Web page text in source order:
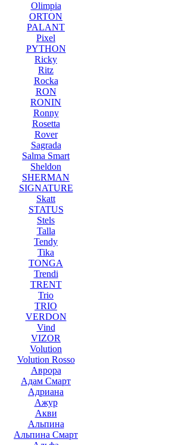
Olimpia
ORTON
PALANT
Pixel
PYTHON
Ricky
Ritz
Rocka
RON
RONIN
Ronny
Rosetta
Rover
Sagrada
Salma Smart
Sheldon
SHERMAN
SIGNATURE
Skatt
STATUS
Stels
Talla
Tendy
Tika
TONGA
Trendi
TRENT
Trio
TRIO
VERDON
Vind
VIZOR
Volution
Volution Rosso
Аврора
Адам Смарт
Адриана
Ажур
Акви
Альпина
Альпина Смарт